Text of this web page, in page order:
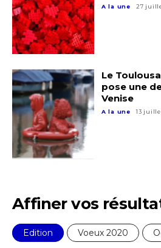
A la une 27
Le
pose une
Venise
A la une 13
Affiner vos
Edition Voeux 2020